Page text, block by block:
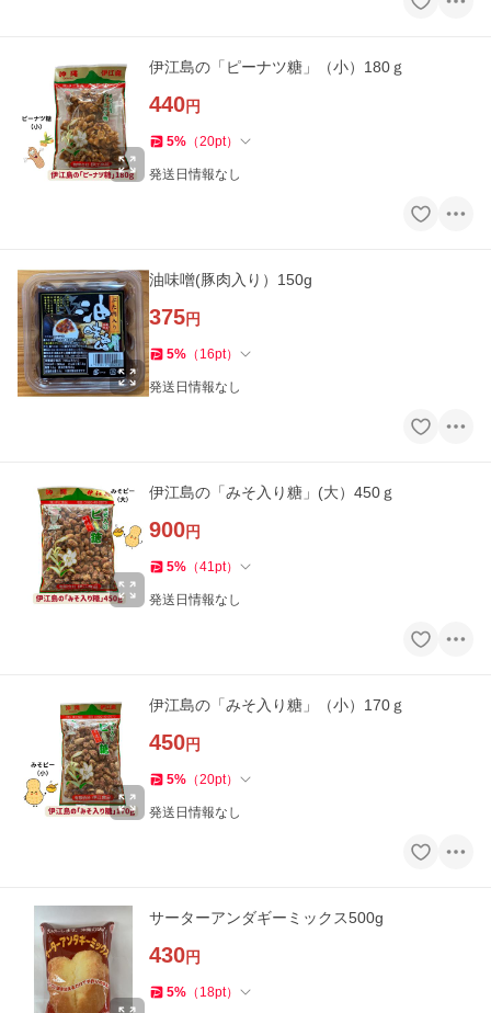
伊江島の「ピーナツ糖」（小）180ｇ
440円
5% （20pt）
発送日情報なし
油味噌(豚肉入り）150g
375円
5% （ 16pt）
発送日情報なし
伊江島の「みそ入り糖」(大）450ｇ
900円
5% （41pt）
発送日情報なし
伊江島の「みそ入り糖」（小）170ｇ
450円
5% （20pt）
発送日情報なし
サーターアンダギーミックス500g
430円
5% （ 18pt）